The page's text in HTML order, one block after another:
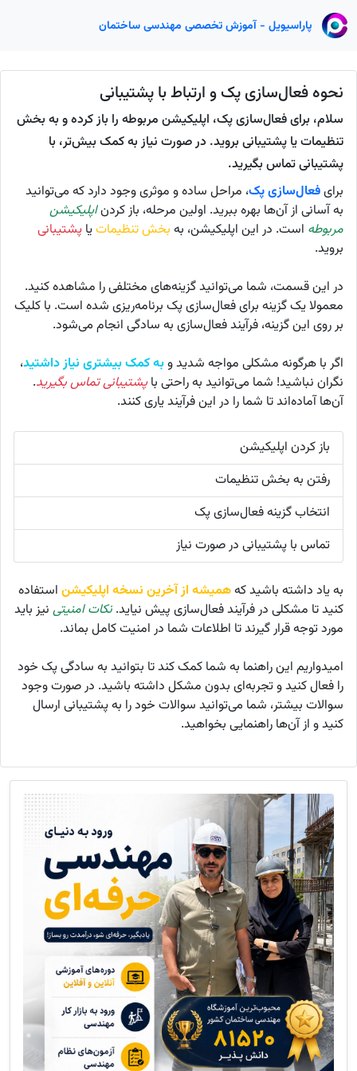
پاراسیویل - آموزش تخصصی مهندسی ساختمان
نحوه فعال‌سازی پک و ارتباط با پشتیبانی
سلام، برای فعال‌سازی پک، اپلیکیشن مربوطه را باز کرده و به بخش
تنظیمات یا پشتیبانی بروید. در صورت نیاز به کمک بیش‌تر، با
پشتیبانی تماس بگیرید.
برایفعال‌سازی پک، مراحل ساده و موثری وجود دارد که می‌توانید
به آسانی از آن‌ها بهره ببرید. اولین مرحله، باز کردناپلیکیشن
مربوطه است. در این اپلیکیشن، به بخش تنظیماتیا پشتیبانی
بروید.
در این قسمت، شما می‌توانید گزینه‌های مختلفی را مشاهده کنید.
معمولا یک گزینه برای فعال‌سازی پک برنامه‌ریزی شده است. با کلیک
بر روی این گزینه، فرآیند فعال‌سازی به سادگی انجام می‌شود.
اگر با هرگونه مشکلی مواجه شدید وبه کمک بیشتری نیاز داشتید،
نگران نباشید! شما می‌توانید به راحتی باپشتیبانی تماس بگیرید.
آن‌ها آماده‌اند تا شما را در این فرآیند یاری کنند.
باز کردن اپلیکیشن
رفتن به بخش تنظیمات
انتخاب گزینه فعال‌سازی پک
تماس با پشتیبانی در صورت نیاز
به یاد داشته باشید کههمیشه از آخرین نسخه اپلیکیشن استفاده
کنید تا مشکلی در فرآیند فعال‌سازی پیش نیاید. نکات امنیتی نیز باید
مورد توجه قرار گیرند تا اطلاعات شما در امنیت کامل بماند.
امیدواریم این راهنما به شما کمک کند تا بتوانید به سادگی پک خود
را فعال کنید و تجربه‌ای بدون مشکل داشته باشید. در صورت وجود
سوالات بیشتر، شما می‌توانید سوالات خود را به پشتیبانی ارسال
کنید و از آن‌ها راهنمایی بخواهید.